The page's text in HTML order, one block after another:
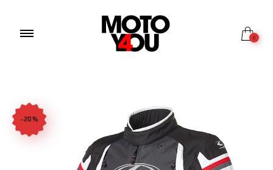
0
-20%